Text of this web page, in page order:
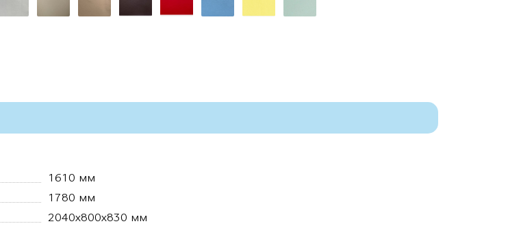
1610 мм
1780 мм
2040х800х830 мм